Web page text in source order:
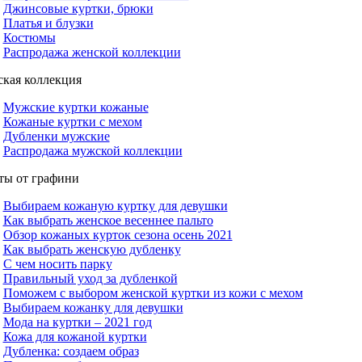
Джинсовые куртки, брюки
Платья и блузки
Костюмы
Распродажа женской коллекции
коллекция
Мужские куртки кожаные
Кожаные куртки с мехом
Дубленки мужские
Распродажа мужской коллекции
от графини
Выбираем кожаную куртку для девушки
Как выбрать женское весеннее пальто
Обзор кожаных курток сезона осень 2021
Как выбрать женскую дубленку
С чем носить парку
Правильный уход за дубленкой
Поможем с выбором женской куртки из кожи с мехом
Выбираем кожанку для девушки
Мода на куртки – 2021 год
Кожа для кожаной куртки
Дубленка: создаем образ